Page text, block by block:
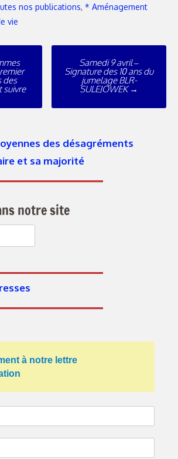
nos publications, * Aménagement
vie
des
suivre
Samedi 9 avril –
Signature des 10 ans du
jumelage BLR-
SULEJÓWEK →
des désagréments
et sa majorité
notre site
à notre lettre